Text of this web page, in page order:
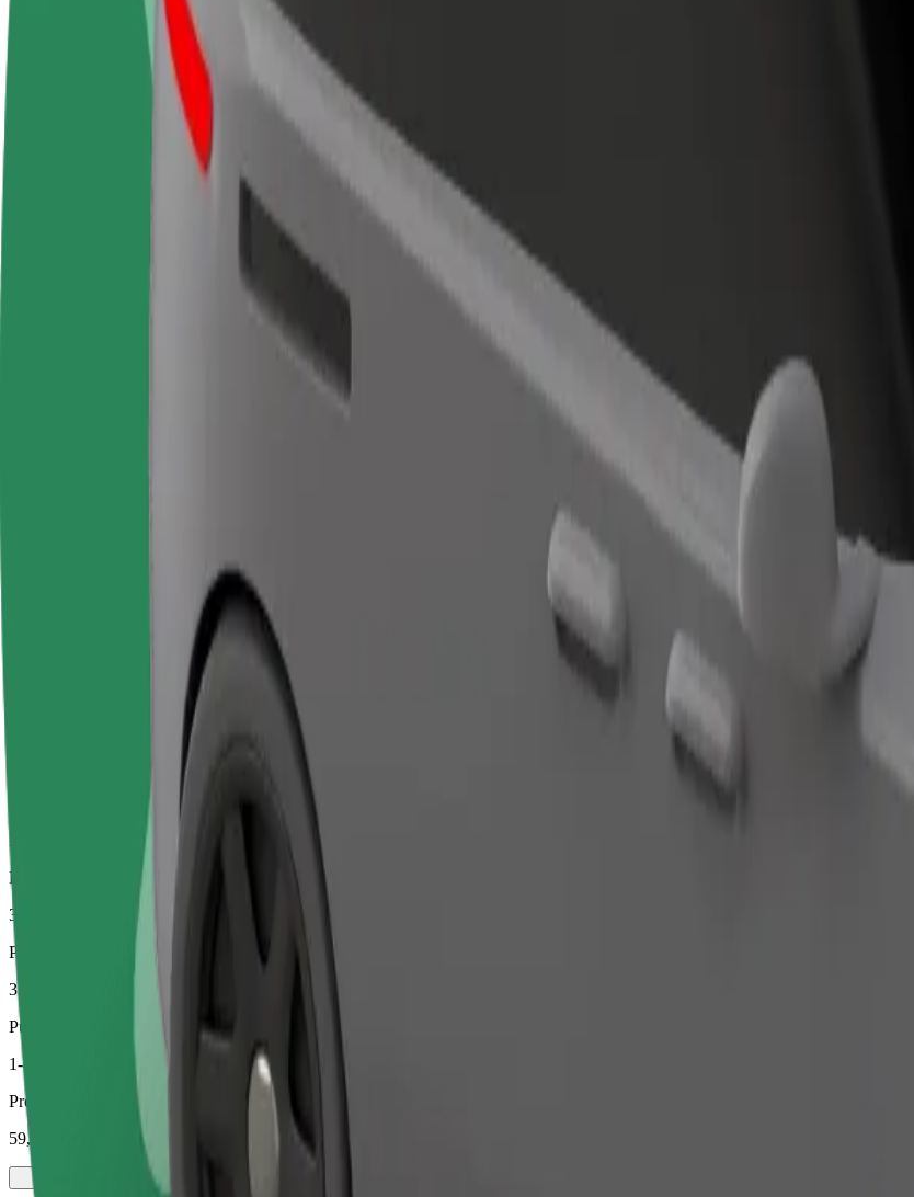
Zarađuj po vlastitim
Postani dostavljač
Dostavljaj hranu i primaj tjedne
isplate
Kako doći od Amazon Hub Locker do La Mataranne
Tražiš najbolji način da stigneš od Amazon Hub Locker do La Mataranne? Istraži naše usluge i pronađi savršenu za svoje putovanje.
Udobnost i praktičnost su nadohvat ruke!
Zatraži vožnju
Pouzdane vožnje u svakodnevnim automobilima srednje veličine.
Procijenjeno trajanje putovanja
38 min
Procijenjena udaljenost
33,9 km
Putnici
1-4
Procijenjena cijena
59,10 €